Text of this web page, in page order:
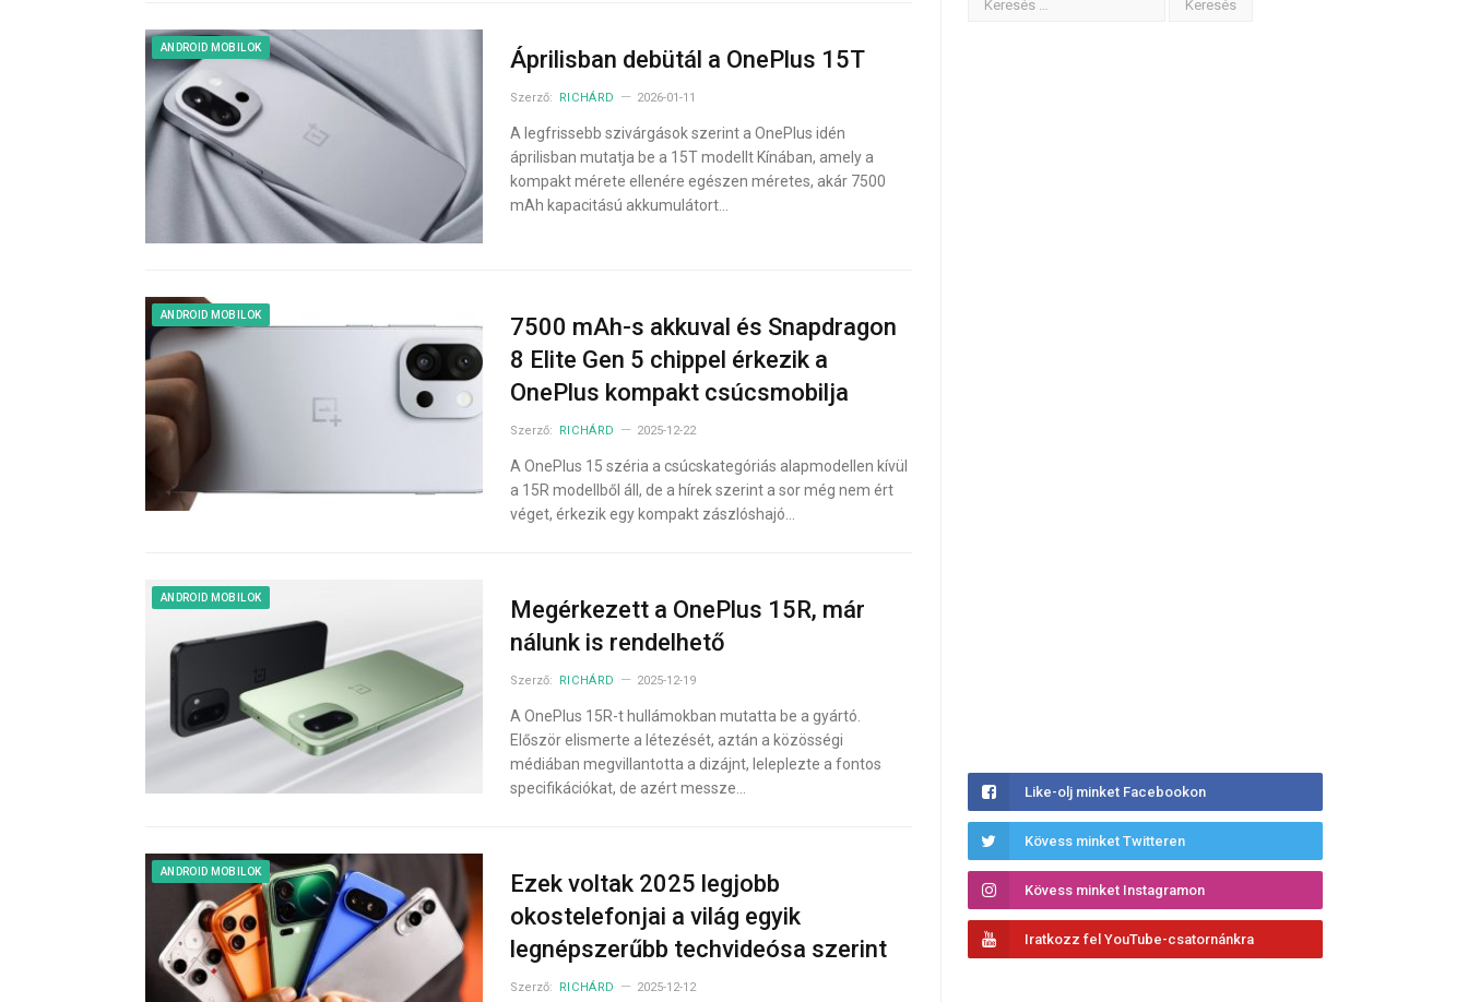
ANDROID MOBILOK Áprilisban debütál a OnePlus 15T
Szerző: RICHÁRD 2026-01-11
A legfrissebb szivárgások szerint a OnePlus idén
áprilisban mutatja be a 15T modellt Kínában, amely a
kompakt mérete ellenére egészen méretes, akár 7500
mAh kapacitású akkumulátort…
ANDROID MOBILOK
7500 mAh-s akkuval és Snapdragon
8 Elite Gen 5 chippel érkezik a
OnePlus kompakt csúcsmobilja
Szerző: RICHÁRD 2025-12-22
A OnePlus 15 széria a csúcskategóriás alapmodellen kívül
a 15R modellből áll, de a hírek szerint a sor még nem ért
véget, érkezik egy kompakt zászlóshajó…
ANDROID MOBILOK
Megérkezett a OnePlus 15R, már
nálunk is rendelhető
Szerző: RICHÁRD 2025-12-19
A OnePlus 15R-t hullámokban mutatta be a gyártó.
Először elismerte a létezését, aztán a közösségi
médiában megvillantotta a dizájnt, leleplezte a fontos
specifikációkat, de azért messze…
ANDROID MOBILOK
Ezek voltak 2025 legjobb
okostelefonjai a világ egyik
legnépszerűbb techvideósa szerint
Szerző: RICHÁRD 2025-12-12
Like-olj minket Facebookon
Kövess minket Twitteren
Kövess minket Instagramon
Iratkozz fel YouTube-csatornánkra